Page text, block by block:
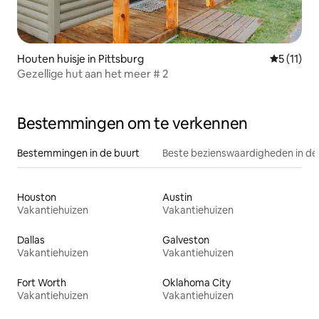
Houten huisje in Pittsburg
5 (11)
Gezellige hut aan het meer # 2
Bestemmingen om te verkennen
Bestemmingen in de buurt Beste bezienswaardigheden in
Houston
Vakantiehuizen
Austin
Vakantiehuizen
Dallas
Vakantiehuizen
Galveston
Vakantiehuizen
Fort Worth
Vakantiehuizen
Oklahoma City
Vakantiehuizen